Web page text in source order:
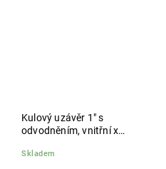
Kulový uzávěr 1" s
odvodněním, vnitřní x
Skladem